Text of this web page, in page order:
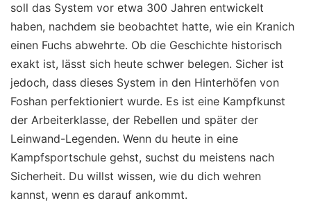
soll das System vor etwa 300 Jahren entwickelt
haben, nachdem sie beobachtet hatte, wie ein Kranich
einen Fuchs abwehrte. Ob die Geschichte historisch
exakt ist, lässt sich heute schwer belegen. Sicher ist
jedoch, dass dieses System in den Hinterhöfen von
Foshan perfektioniert wurde. Es ist eine Kampfkunst
der Arbeiterklasse, der Rebellen und später der
Leinwand-Legenden. Wenn du heute in eine
Kampfsportschule gehst, suchst du meistens nach
Sicherheit. Du willst wissen, wie du dich wehren
kannst, wenn es darauf ankommt.